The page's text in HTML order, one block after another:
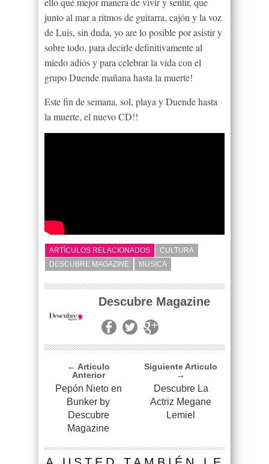
junto al mar a ritmos de guitarra, cajón y la voz
de Luis, sin duda, yo are lo posible por asistir y
sobre todo, para decirle definitivamente al
miedo adiós y para celebrar la vida con el
grupo Duende mañana hasta la muerte!
Este fin de semana, sol, playa y Duende hasta
la muerte, el nuevo CD!!
ARTÍCULOS RELACIONADOS
CULTURA
DESCUBRE MAGAZINE
MUSICA
Descubre Magazine
← Articulo
Anterior
Pepón Nieto en
Bunker by
Descubre
Magazine
Siguiente Articulo
→
Descubre La
Actriz Megane
Lemiel